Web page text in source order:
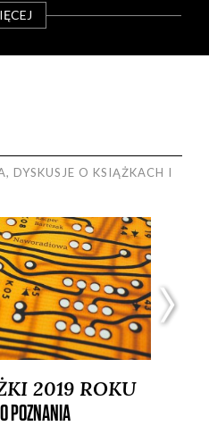
DYSKUSJE O KSIĄŻKACH I
2019 ROKU
POZNANIA